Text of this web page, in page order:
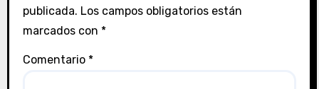
publicada. Los campos obligatorios están
marcados con *
Comentario *